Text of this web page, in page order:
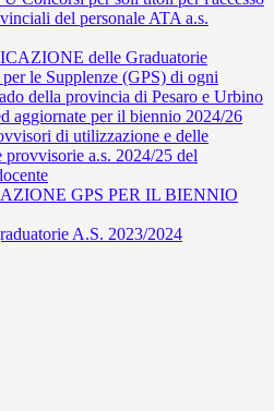
del personale ATA a.s.
delle Graduatorie
le Supplenze (GPS) di ogni
della provincia di Pesaro e Urbino
aggiornate per il biennio 2024/26
di utilizzazione e delle
provvisorie a.s. 2024/25 del
GPS PER IL BIENNIO
A.S. 2023/2024